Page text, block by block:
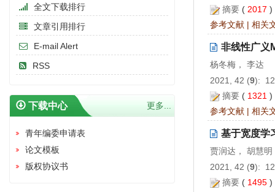
摘要 ( 2017
参考文献 | 相关
非线性广义
杨冬梅， 李达
2021, 42 (9):
摘要 ( 1321
参考文献 | 相关
基于宽度学
贾润达， 胡慧明
2021, 42 (9):
摘要 ( 1495
全文下载排行
文章引用排行
E-mail Alert
RSS
下载中心 更多...
青年编委申请表
论文模板
版权协议书